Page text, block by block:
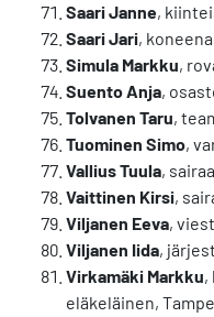
Saari Janne,
Saari Jari,
Simula Markku,
Suento Anja,
Tolvanen Taru,
Tuominen Simo,
Vallius Tuula,
Vaittinen Kirsi,
Viljanen Eeva,
Viljanen Iida,
Virkamäki Markku,
eläkeläinen,